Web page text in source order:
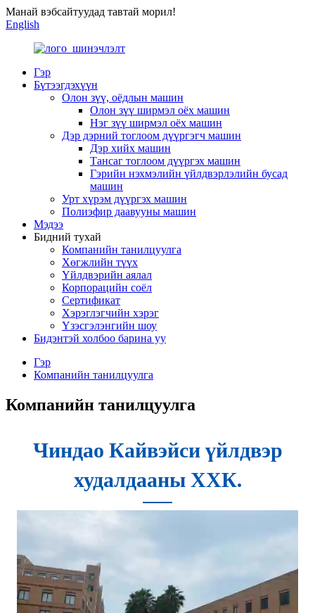
Манай вэбсайтуудад тавтай морил!
English
Гэр
Бүтээгдэхүүн
Олон зүү, оёдлын машин
Олон зүү ширмэл оёх машин
Нэг зүү ширмэл оёх машин
Дэр дэрний тоглоом дүүргэгч машин
Дэр хийх машин
Тансаг тоглоом дүүргэх машин
Гэрийн нэхмэлийн үйлдвэрлэлийн бусад
машин
Урт хүрэм дүүргэх машин
Полиэфир даавууны машин
Мэдээ
Бидний тухай
Компанийн танилцуулга
Хөгжлийн түүх
Үйлдвэрийн аялал
Корпорацийн соёл
Сертификат
Хэрэглэгчийн хэрэг
Үзэсгэлэнгийн шоу
Бидэнтэй холбоо барина уу
Гэр
Компанийн танилцуулга
Компанийн танилцуулга
Чиндао Кайвэйси үйлдвэр
худалдааны ХХК.